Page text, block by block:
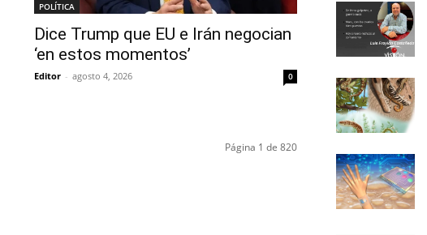
POLÍTICA
Dice Trump que EU e Irán negocian
‘en estos momentos’
Editor - agosto 4, 2026 0
Página 1 de 820